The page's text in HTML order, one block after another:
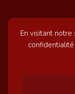
En visitant